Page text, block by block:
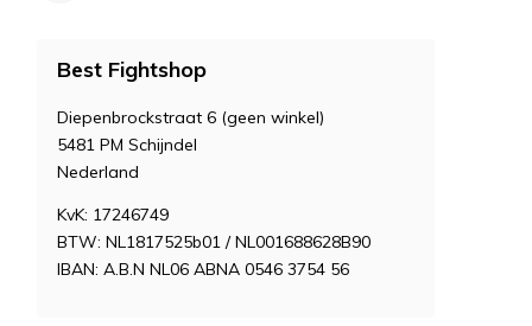
Best Fightshop
Diepenbrockstraat 6 (geen winkel)
5481 PM Schijndel
Nederland
KvK: 17246749
BTW: NL1817525b01 / NL001688628B90
IBAN: A.B.N NL06 ABNA 0546 3754 56